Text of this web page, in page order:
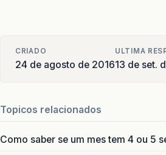
CRIADO
24 de agosto de 2016
ULTIMA
13 de set.
Topicos relacionados
Como saber se um mes tem 4 ou 5